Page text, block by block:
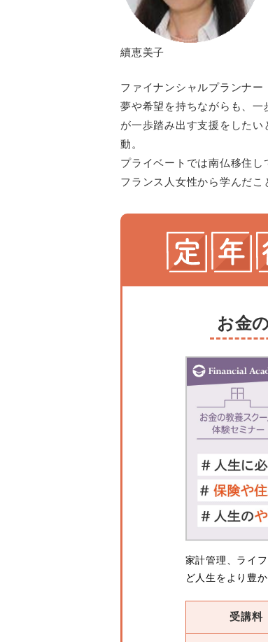
續恵美子
ファイナンシャルプランナー
夢や希望を持ちながらも、
が一歩踏み出す支援をした
動。
プライベートでは南仏移住
フランス人女性から学んだこ
お金
家計管理、ライ
ど人生をより豊
受講料